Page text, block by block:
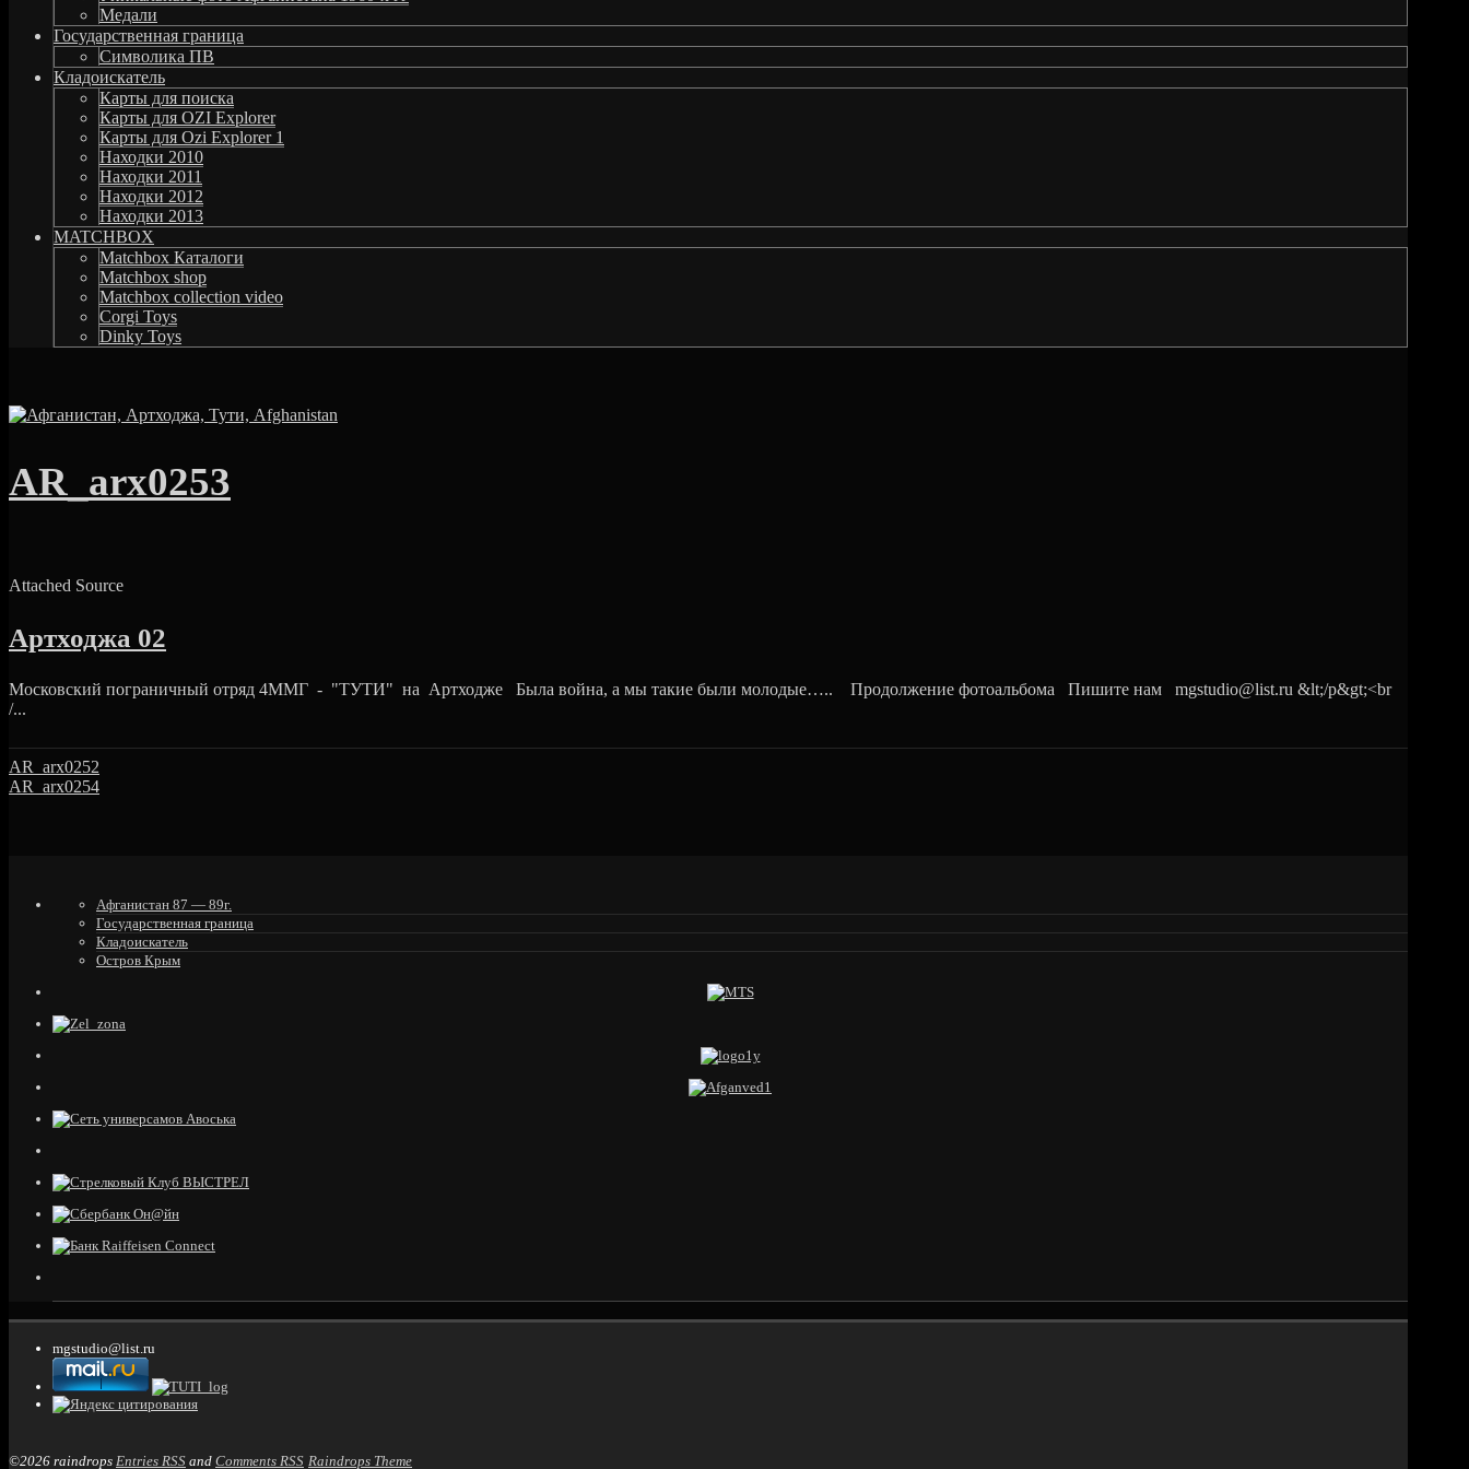
Медали
Государственная граница
Символика ПВ
Кладоискатель
Карты для поиска
Карты для OZI Explorer
Карты для Ozi Explorer 1
Находки 2010
Находки 2011
Находки 2012
Находки 2013
MATCHBOX
Matchbox Каталоги
Matchbox shop
Matchbox collection video
Corgi Toys
Dinky Toys
AR_arx0253
Attached Source
Артходжа 02
Московский пограничный отряд 4ММГ - "ТУТИ" на Артходже Была война, а мы такие были молодые….. Продолжение фотоальбома Пишите нам mgstudio@list.ru &lt;/p&gt;<br
/...
AR_arx0252
AR_arx0254
Афганистан 87 — 89г.
Государственная граница
Кладоискатель
Остров Крым
mgstudio@list.ru
©2026 raindrops Entries RSS and Comments RSS Raindrops Theme